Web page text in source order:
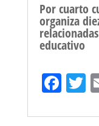
Por cuarto
organiza
educativo
Fa T